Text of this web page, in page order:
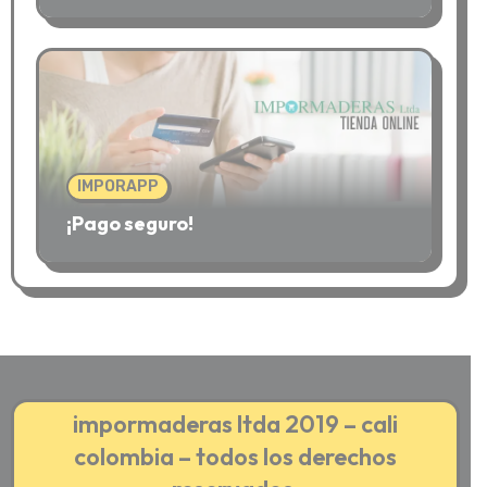
IMPORAPP
¡Pago seguro!
impormaderas ltda 2019 – cali
colombia – todos los derechos